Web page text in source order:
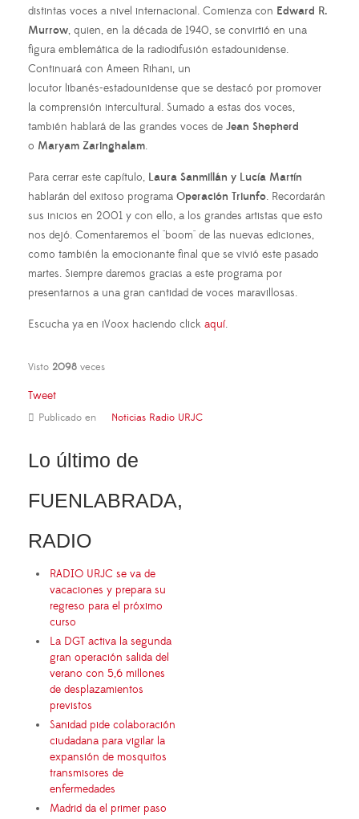
distintas voces a nivel internacional. Comienza con Edward R.
Murrow, quien, en la década de 1940, se convirtió en una
figura emblemática de la radiodifusión estadounidense.
Continuará con Ameen Rihani, un
locutor libanés-estadounidense que se destacó por promover
la comprensión intercultural. Sumado a estas dos voces,
también hablará de las grandes voces de Jean Shepherd
o Maryam Zaringhalam.
Para cerrar este capítulo, Laura Sanmillán y Lucía Martín
hablarán del exitoso programa Operación Triunfo. Recordarán
sus inicios en 2001 y con ello, a los grandes artistas que esto
nos dejó. Comentaremos el "boom" de las nuevas ediciones,
como también la emocionante final que se vivió este pasado
martes. Siempre daremos gracias a este programa por
presentarnos a una gran cantidad de voces maravillosas.
Escucha ya en iVoox haciendo click aquí.
Visto 2098 veces
Tweet
Publicado en Noticias Radio URJC
Lo último de
FUENLABRADA,
RADIO
RADIO URJC se va de
vacaciones y prepara su
regreso para el próximo
curso
La DGT activa la segunda
gran operación salida del
verano con 5,6 millones
de desplazamientos
previstos
Sanidad pide colaboración
ciudadana para vigilar la
expansión de mosquitos
transmisores de
enfermedades
Madrid da el primer paso